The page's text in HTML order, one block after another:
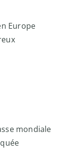
Europe
mondiale